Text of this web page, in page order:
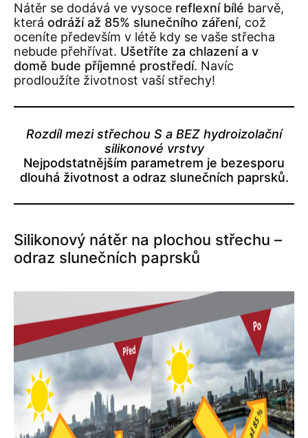
Nátěr se dodává ve vysoce reflexní bílé barvě,
která odráží až 85% slunečního záření, což
oceníte především v létě kdy se vaše střecha
nebude přehřívat. Ušetříte za chlazení a v
domě bude příjemné prostředí. Navíc
prodloužíte životnost vaší střechy!
Rozdíl mezi střechou S a BEZ hydroizolační
silikonové vrstvy
Nejpodstatnějším parametrem je bezesporu
dlouhá životnost a odraz slunečních paprsků.
Silikonový nátěr na plochou střechu –
odraz slunečních paprsků